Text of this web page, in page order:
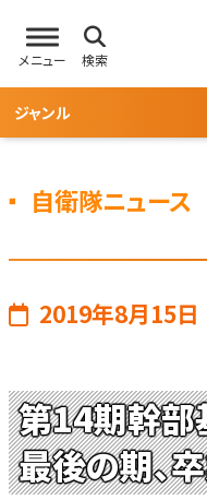
メニュー 検索
ジャンル
自衛隊ニュース
2019年8月15日
第14期幹
最後の期、